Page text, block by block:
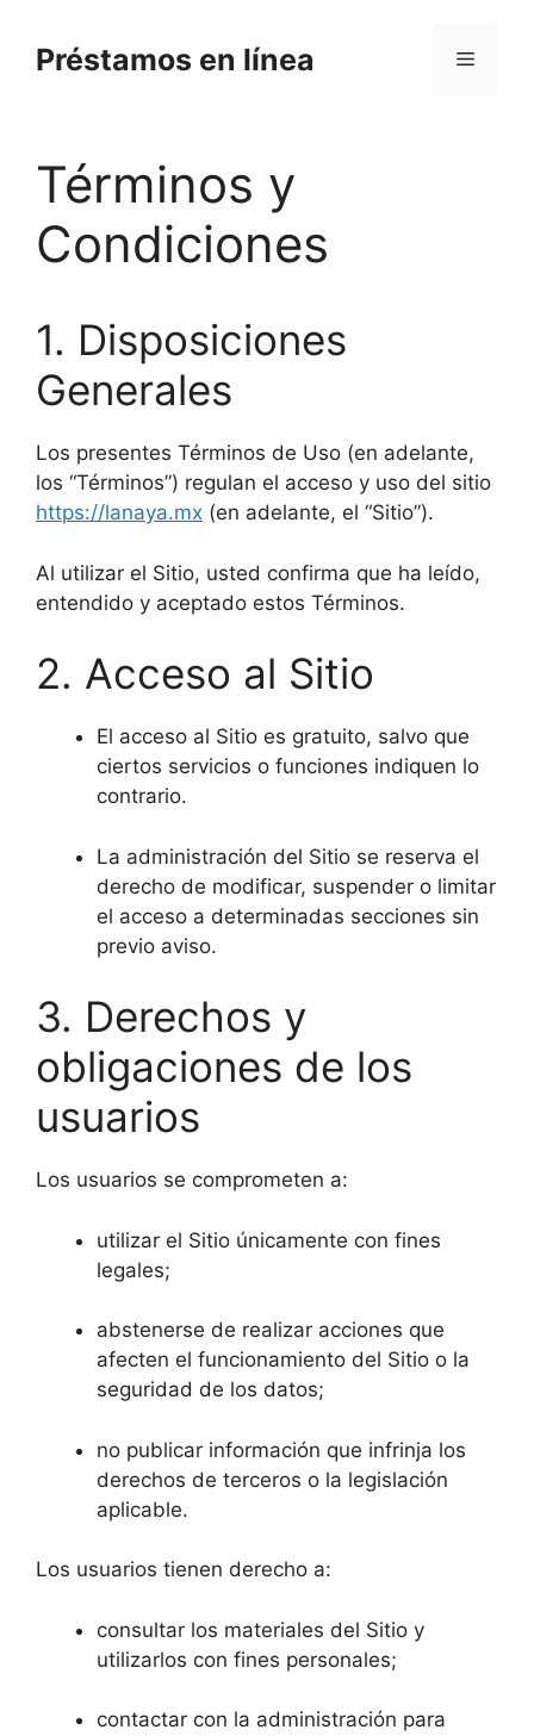
contentPréstamos en línea Menu
Términos y
Condiciones
1. Disposiciones
Generales
Los presentes Términos de Uso (en adelante,
los “Términos”) regulan el acceso y uso del sitio
https://lanaya.mx (en adelante, el “Sitio”).
Al utilizar el Sitio, usted confirma que ha leído,
entendido y aceptado estos Términos.
2. Acceso al Sitio
El acceso al Sitio es gratuito, salvo que
ciertos servicios o funciones indiquen lo
contrario.
La administración del Sitio se reserva el
derecho de modificar, suspender o limitar
el acceso a determinadas secciones sin
previo aviso.
3. Derechos y
obligaciones de los
usuarios
Los usuarios se comprometen a:
utilizar el Sitio únicamente con fines
legales;
abstenerse de realizar acciones que
afecten el funcionamiento del Sitio o la
seguridad de los datos;
no publicar información que infrinja los
derechos de terceros o la legislación
aplicable.
Los usuarios tienen derecho a:
consultar los materiales del Sitio y
utilizarlos con fines personales;
contactar con la administración para